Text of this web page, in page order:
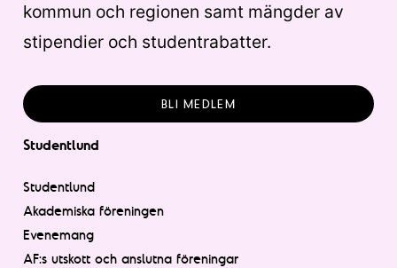
kommun och regionen samt mängder av
stipendier och studentrabatter.
BLI MEDLEM
Studentlund
Studentlund
Akademiska föreningen
Evenemang
AF:s utskott och anslutna föreningar